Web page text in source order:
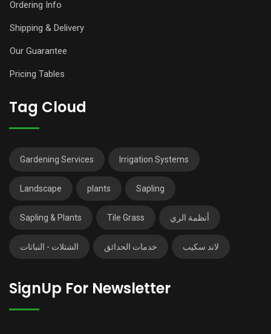
Ordering Info
Shipping & Delivery
Our Guarantee
Pricing Tables
Tag Cloud
Gardening Services Irrigation Systems
Landscape plants Sapling
Sapling & Plants Tile Grass أنظمة الري
الشتلات - النباتات خدمات الحدائق لاند سكيب
SignUp For Newsletter